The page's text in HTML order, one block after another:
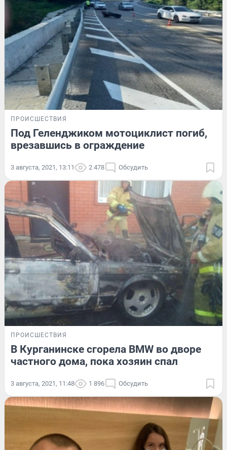
ПРОИСШЕСТВИЯ
Под Геленджиком мотоциклист погиб,
врезавшись в ограждение
3 августа, 2021, 13:11 2 478 Обсудить
ПРОИСШЕСТВИЯ
В Курганинске сгорела BMW во дворе
частного дома, пока хозяин спал
3 августа, 2021, 11:48 1 896 Обсудить